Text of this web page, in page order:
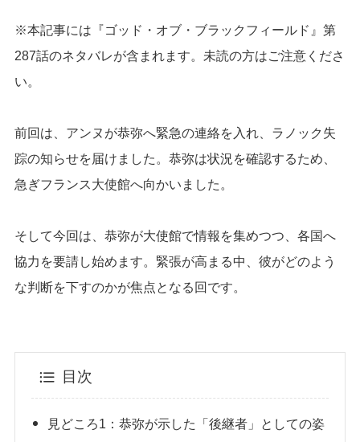
※本記事には『ゴッド・オブ・ブラックフィールド』第
287話のネタバレが含まれます。未読の方はご注意くださ
い。
前回は、アンヌが恭弥へ緊急の連絡を入れ、ラノック失
踪の知らせを届けました。恭弥は状況を確認するため、
急ぎフランス大使館へ向かいました。
そして今回は、恭弥が大使館で情報を集めつつ、各国へ
協力を要請し始めます。緊張が高まる中、彼がどのよう
な判断を下すのかが焦点となる回です。
目次
見どころ1：恭弥が示した「後継者」としての姿